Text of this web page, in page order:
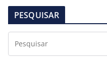
PESQUISAR